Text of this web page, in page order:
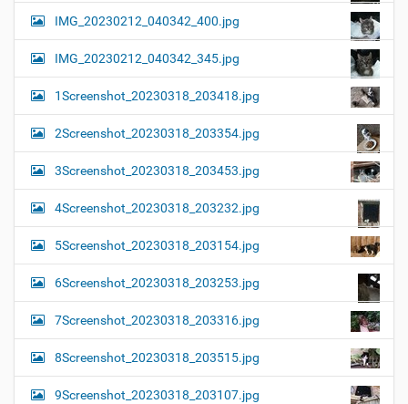
IMG_20230212_040342_400.jpg
IMG_20230212_040342_345.jpg
1Screenshot_20230318_203418.jpg
2Screenshot_20230318_203354.jpg
3Screenshot_20230318_203453.jpg
4Screenshot_20230318_203232.jpg
5Screenshot_20230318_203154.jpg
6Screenshot_20230318_203253.jpg
7Screenshot_20230318_203316.jpg
8Screenshot_20230318_203515.jpg
9Screenshot_20230318_203107.jpg